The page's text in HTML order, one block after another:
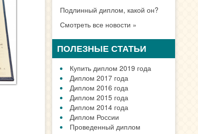
Екатеринбурге
Нижний Новгород
Казани
Омске
Самаре
Ростове
Уфе
Красноярске
Перми
Воронеже
Волгограде
Все города